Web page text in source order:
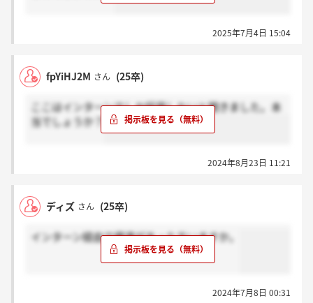
2025年7月4日 15:04
fpYiHJ2M さん (25卒)
ここはインターンでしか採用しないと聞きました。本
当でしょうか？
2024年8月23日 11:21
ディズ さん (25卒)
インターン経由で優遇があった方いますか。
2024年7月8日 00:31